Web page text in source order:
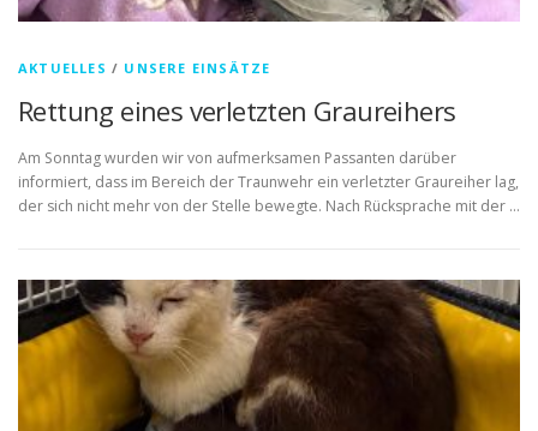
AKTUELLES / UNSERE EINSÄTZE
Rettung eines verletzten Graureihers
Am Sonntag wurden wir von aufmerksamen Passanten darüber
informiert, dass im Bereich der Traunwehr ein verletzter Graureiher lag,
der sich nicht mehr von der Stelle bewegte. Nach Rücksprache mit der …